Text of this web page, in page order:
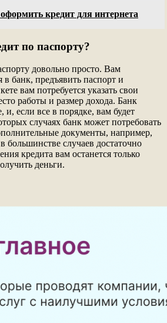
кредит для интернета
по паспорту?
довольно просто. Вам
в банк, предъявить паспорт и
вам потребуется указать свои
работы и размер дохода. Банк
если все в порядке, вам будет
случаях банк может потребовать
документы, например,
большинстве случаев достаточно
кредита вам останется только
деньги.